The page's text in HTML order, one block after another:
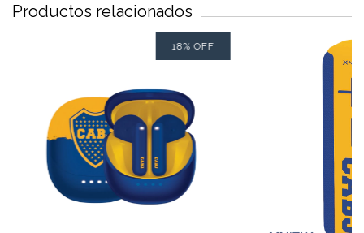
Productos relacionados
18%OFF